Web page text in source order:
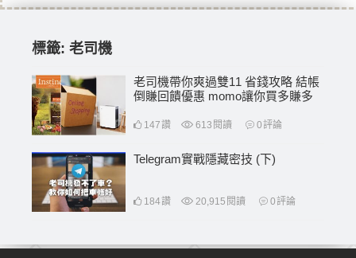
標籤: 老司機
老司機帶你爽過雙11 省錢攻略 結帳
倒賺回饋優惠 momo讓你買多賺多
147讚 613 閱讀 0評論
Telegram實戰隱藏密技 (下)
184讚 20,915 閱讀 0評論